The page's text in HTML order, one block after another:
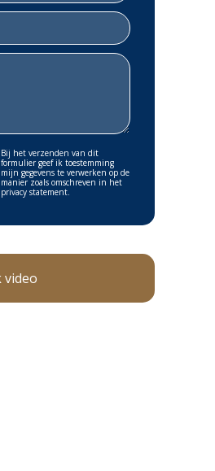
Bij het verzenden van dit
formulier geef ik toestemming
mijn gegevens te verwerken op de
manier zoals omschreven in het
privacy statement.
video